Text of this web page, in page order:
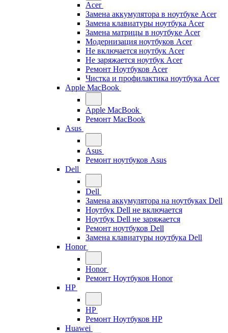
Acer
Замена аккумулятора в ноутбуке Acer
Замена клавиатуры ноутбука Acer
Замена матрицы в ноутбуке Acer
Модернизация ноутбуков Acer
Не включается ноутбук Acer
Не заряжается ноутбук Acer
Ремонт Ноутбуков Acer
Чистка и профилактика ноутбука Acer
Apple MacBook
Apple MacBook
Ремонт MacBook
Asus
Asus
Ремонт ноутбуков Asus
Dell
Dell
Замена аккумулятора на ноутбуках Dell
Ноутбук Dell не включается
Ноутбук Dell не заряжается
Ремонт ноутбуков Dell
Замена клавиатуры ноутбука Dell
Honor
Honor
Ремонт Ноутбуков Honor
HP
HP
Ремонт Ноутбуков HP
Huawei